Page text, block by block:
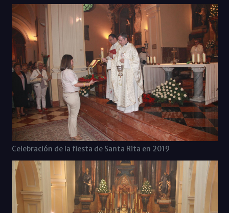
Celebración de la fiesta de Santa Rita en 2019